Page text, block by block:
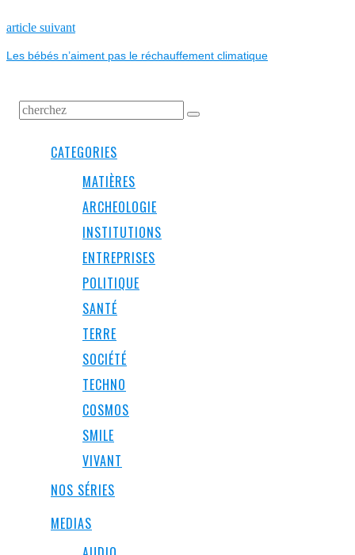
L’ARTICLE
article suivantNext
Les bébés n’aiment pas le réchauffement climatique
CATEGORIES
MATIÈRES
ARCHEOLOGIE
INSTITUTIONS
ENTREPRISES
POLITIQUE
SANTÉ
TERRE
SOCIÉTÉ
TECHNO
COSMOS
SMILE
VIVANT
NOS SÉRIES
MEDIAS